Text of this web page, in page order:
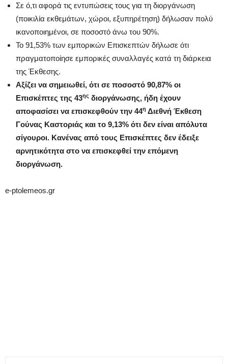
Σε ό,τι αφορά τις εντυπώσεις τους για τη διοργάνωση
(ποικιλία εκθεμάτων, χώροι, εξυπηρέτηση) δήλωσαν πολύ
ικανοποιημένοι, σε ποσοστό άνω του 90%.
Το 91,53% των εμπορικών Επισκεπτών δήλωσε ότι
πραγματοποίησε εμπορικές συναλλαγές κατά τη διάρκεια
της Έκθεσης.
Αξίζει να σημειωθεί, ότι σε ποσοστό 90,87% οι
Επισκέπτες της 43ης διοργάνωσης, ήδη έχουν
αποφασίσει να επισκεφθούν την 44η Διεθνή Έκθεση
Γούνας Καστοριάς και το 9,13% ότι δεν είναι απόλυτα
σίγουροι. Κανένας από τους Επισκέπτες δεν έδειξε
αρνητικότητα στο να επισκεφθεί την επόμενη
διοργάνωση.
e-ptolemeos.gr